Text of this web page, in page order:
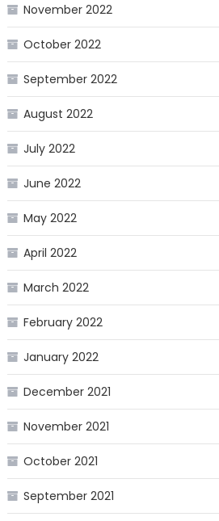
November 2022
October 2022
September 2022
August 2022
July 2022
June 2022
May 2022
April 2022
March 2022
February 2022
January 2022
December 2021
November 2021
October 2021
September 2021